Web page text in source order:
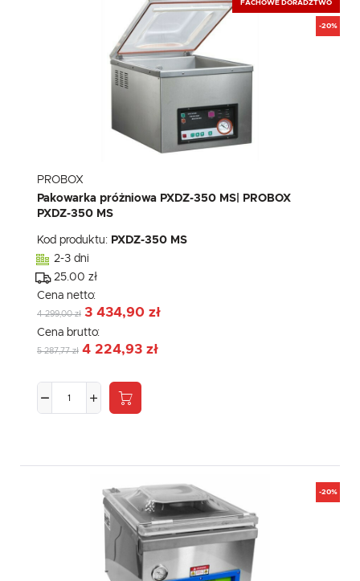
FACHOWE DORADZTWO
-20%
PROBOX
Pakowarka próżniowa PXDZ-350 MS| PROBOX
PXDZ-350 MS
Kod produktu: PXDZ-350 MS
2-3 dni
25.00 zł
Cena netto:
4 299,00 zł 3 434,90 zł
Cena brutto:
5 287,77 zł 4 224,93 zł
-20%